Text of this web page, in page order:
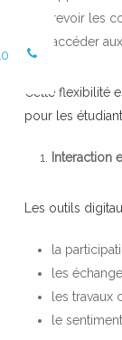
revoir les
accéder
Cette flexibilité
pour les
Interaction
Les outils
la
les
les travaux
le